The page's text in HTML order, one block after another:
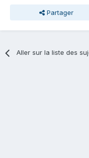
Partager
Aller sur la liste des